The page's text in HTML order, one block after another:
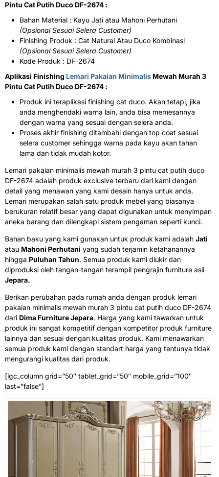
Pintu Cat Putih Duco DF-2674 :
Bahan Material : Kayu Jati atau Mahoni Perhutani
(Opsional Sesuai Selera Customer)
Finishing Produk : Cat Natural Atau Duco Kombinasi
(Opsional Sesuai Selera Customer)
Kode Produk : DF-2674
Aplikasi Finishing Lemari Pakaian Minimalis Mewah Murah 3
Pintu Cat Putih Duco DF-2674 :
Produk ini teraplikasi finishing cat duco. Akan tetapi, jika
anda menghendaki warna lain, anda bisa memesannya
dengan warna yang sesuai dengan selera anda.
Proses akhir finishing ditambahi dengan top coat sesuai
selera customer sehingga warna pada kayu akan tahan
lama dan tidak mudah kotor.
Lemari pakaian minimalis mewah murah 3 pintu cat putih duco
DF-2674 adalah produk exclusive terbaru dari kami dengan
detail yang menawan yang kami desain hanya untuk anda.
Lemari merupakan salah satu produk mebel yang biasanya
berukuran relatif besar yang dapat digunakan untuk menyimpan
aneka barang dan dilengkapi sistem pengaman seperti kunci.
Bahan baku yang kami gunakan untuk produk kami adalah Jati
atau Mahoni Perhutani yang sudah terjamin ketahanannya
hingga Puluhan Tahun. Semua produk kami diukir dan
diproduksi oleh tangan-tangan terampil pengrajin furniture asli
Jepara.
Berikan perubahan pada rumah anda dengan produk lemari
pakaian minimalis mewah murah 3 pintu cat putih duco DF-2674
dari Dima Furniture Jepara. Harga yang kami tawarkan untuk
produk ini sangat kompetitif dengan kompetitor produk furniture
lainnya dan sesuai dengan kualitas produk. Kami menawarkan
semua produk kami dengan standart harga yang tentunya tidak
mengurangi kualitas dari produk.
[lgc_column grid=”50″ tablet_grid=”50″ mobile_grid=”100″
last=”false”]